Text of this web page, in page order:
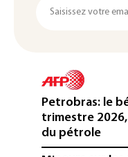
Petrobras: le
trimestre 2026,
du pétrole